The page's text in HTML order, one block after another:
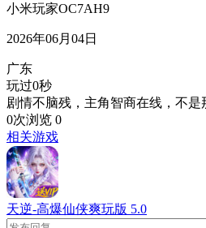
小米玩家OC7AH9
2026年06月04日
广东
玩过0秒
剧情不脑残，主角智商在线，不是
0次浏览 0
相关游戏
天逆-高爆仙侠爽玩版 5.0